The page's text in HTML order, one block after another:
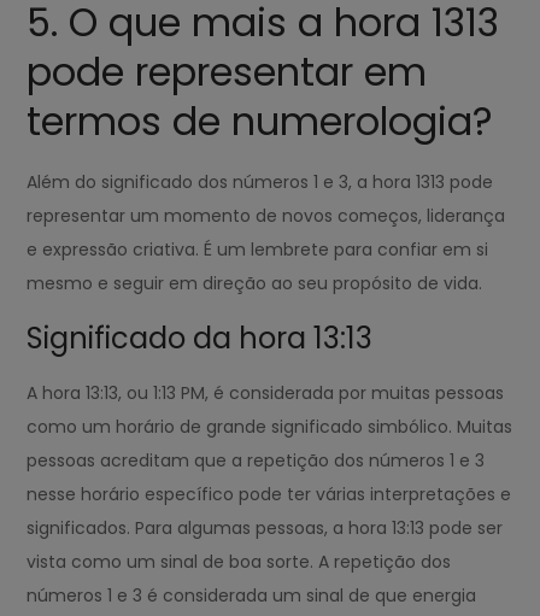
5. O que mais a hora 1313
pode representar em
termos de numerologia?
Além do significado dos números 1 e 3, a hora 1313 pode
representar um momento de novos começos, liderança
e expressão criativa. É um lembrete para confiar em si
mesmo e seguir em direção ao seu propósito de vida.
Significado da hora 13:13
A hora 13:13, ou 1:13 PM, é considerada por muitas pessoas
como um horário de grande significado simbólico. Muitas
pessoas acreditam que a repetição dos números 1 e 3
nesse horário específico pode ter várias interpretações e
significados. Para algumas pessoas, a hora 13:13 pode ser
vista como um sinal de boa sorte. A repetição dos
números 1 e 3 é considerada um sinal de que energia